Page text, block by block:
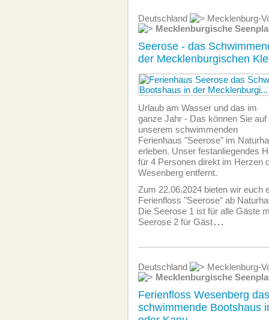
Deutschland
Mecklenburg-
Mecklenburgische
Seerose - das
der Mecklenburgischen
Urlaub am Wasser und das im
ganze Jahr - Das können Sie auf
unserem schwimmenden
Ferienhaus "Seerose" im
erleben. Unser festanliegendes
für 4 Personen direkt im Herzen
Wesenberg entfernt.
Zum 22.06.2024 bieten wir euch
Ferienfloss "Seerose" ab
Die Seerose 1 ist für alle Gäste
Seerose 2 für Gäst...
Deutschland
Mecklenburg-
Mecklenburgische
Ferienfloss Wesenberg
schwimmende Bootshaus